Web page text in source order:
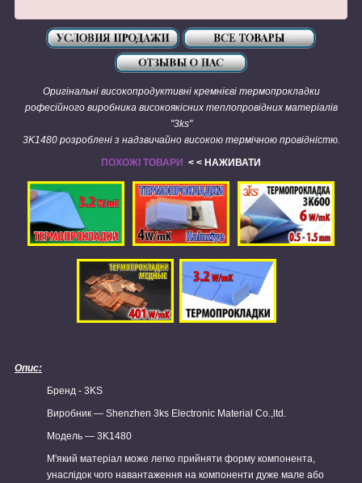
Оригінальні високопродуктивні кремнієві термопрокладки
рофесійного виробника високоякісних теплопровідних матеріалів
"3ks"
3K1480 розроблені з надзвичайно високою термічною провідністю.
ПОХОЖІ ТОВАРИ < < НАЖИВАТИ
Опис:
Бренд - 3KS
Виробник — Shenzhen 3ks Electronic Material Co.,ltd.
Модель — 3K1480
М'який матеріал може легко прийняти форму компонента,
унаслідок чого навантаження на компоненти дуже мале або